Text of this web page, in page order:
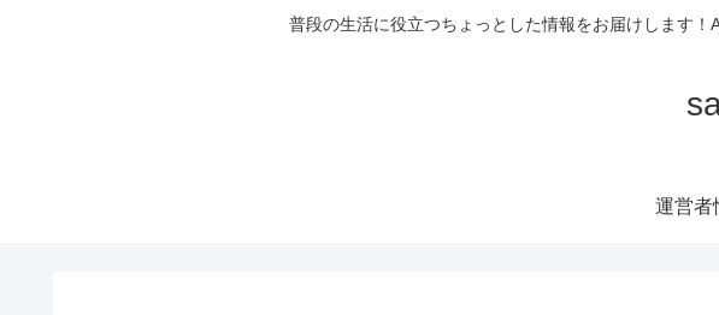
普段の生活に役立つちょっとした情報をお届けします
運営者